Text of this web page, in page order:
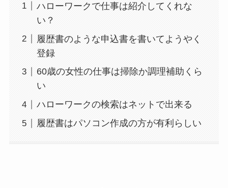
ハローワークで仕事は紹介してくれな
い？
履歴書のような申込書を書いてようやく
登録
60歳の女性の仕事は掃除か調理補助くら
い
ハローワークの検索はネットで出来る
履歴書はパソコン作成の方が有利らしい